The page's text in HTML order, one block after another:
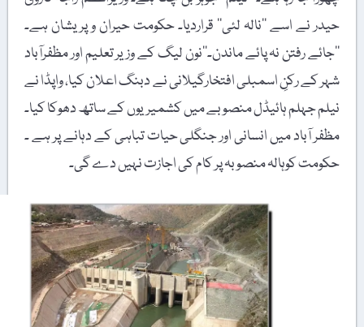
حیدر نے اسے ’’نالہ لئی‘‘ قراردیا۔ حکومت حیران و پریشان ہے۔
’’جائے رفتن نہ پائے ماندن۔‘‘نون لیگ کے وزیر تعلیم اور مظفرآباد
شہر کے رکنِ اسمبلی افتخارگیلانی نے دبنگ اعلان کیا، واپڈا نے
نیلم جہلم ہائیڈل منصوبے میں کشمیریوں کے ساتھ دھوکا کیا۔
مظفر آباد میں انسانی اور جنگلی حیات تباہی کے دہانے پر ہے ۔
حکومت کوہالہ منصوبہ پر کام کی اجازت نہیں دے گی۔